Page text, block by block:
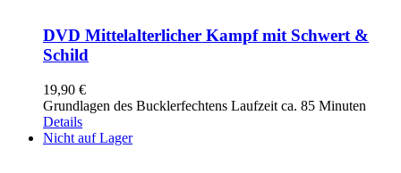
DVD Mittelalterlicher Kampf mit Schwert &
Schild
19,90 €
Grundlagen des Bucklerfechtens Laufzeit ca. 85 Minuten
Details
Nicht auf Lager